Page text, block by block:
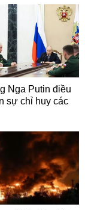
Nga Putin điều
sự chỉ huy các